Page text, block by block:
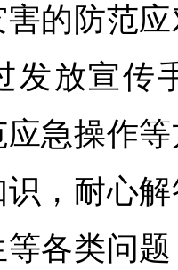
的防范
发放宣传
急操作
，耐心
各类问